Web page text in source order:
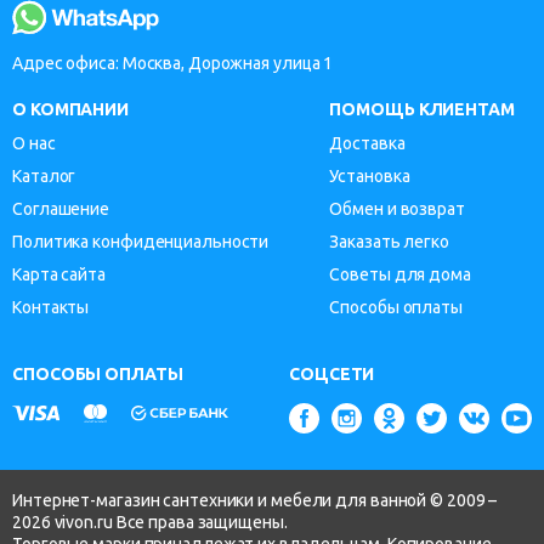
Адрес офиса: Москва, Дорожная улица 1
О КОМПАНИИ
О нас
Каталог
Соглашение
Политика конфиденциальности
Карта сайта
Контакты
ПОМОЩЬ КЛИЕНТАМ
Доставка
Установка
Обмен и возврат
Заказать легко
Советы для дома
Способы оплаты
СПОСОБЫ ОПЛАТЫ СОЦСЕТИ
Интернет-магазин сантехники и мебели для ванной © 2009 –
2026 vivon.ru Все права защищены.